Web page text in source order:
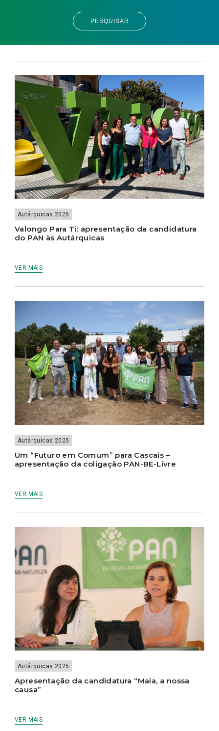
PESQUISAR
Autárquicas 2025
Valongo Para Ti: apresentação da candidatura
do PAN às Autárquicas
VER MAIS
Autárquicas 2025
Um “Futuro em Comum” para Cascais –
apresentação da coligação PAN-BE-Livre
VER MAIS
Autárquicas 2025
Apresentação da candidatura “Maia, a nossa
causa”
VER MAIS